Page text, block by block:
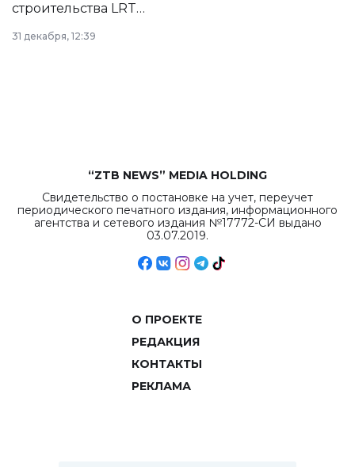
строительства LRT
в Астане из
республиканского
31 декабря, 12:39
“ZTB NEWS” MEDIA HOLDING
Свидетельство о постановке на учет, переучет
периодического печатного издания, информационного
агентства и сетевого издания №17772-СИ выдано
03.07.2019.
О ПРОЕКТЕ
РЕДАКЦИЯ
КОНТАКТЫ
РЕКЛАМА